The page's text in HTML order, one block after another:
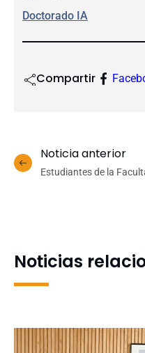
Doctorado IA
Compartir
Noticia anterior
Estudiantes de la
Noticias